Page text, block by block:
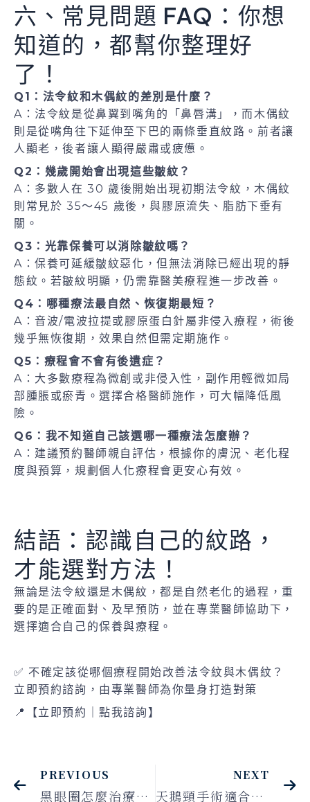
六、常見問題 FAQ：你想
知道的，都幫你整理好
了！
Q1：法令紋和木偶紋的差別是什麼？
A：法令紋是從鼻翼到嘴角的「鼻唇溝」，而木偶紋
則是從嘴角往下延伸至下巴的兩條垂直紋路。前者讓
人顯老，後者讓人顯得嚴肅或疲憊。
Q2：幾歲開始會出現這些皺紋？
A：多數人在 30 歲後開始出現初期法令紋，木偶紋
則常見於 35～45 歲後，與膠原流失、脂肪下垂有
關。
Q3：光靠保養可以消除皺紋嗎？
A：保養可延緩皺紋惡化，但無法消除已經出現的靜
態紋。若皺紋明顯，仍需靠醫美療程進一步改善。
Q4：哪種療法最自然、恢復期最短？
A：音波/電波拉提或膠原蛋白針屬非侵入療程，術後
幾乎無恢復期，效果自然但需定期施作。
Q5：療程會不會有後遺症？
A：大多數療程為微創或非侵入性，副作用輕微如局
部腫脹或瘀青。選擇合格醫師施作，可大幅降低風
險。
Q6：我不知道自己該選哪一種療法怎麼辦？
A：建議預約醫師親自評估，根據你的膚況、老化程
度與預算，規劃個人化療程會更安心有效。
結語：認識自己的紋路，
才能選對方法！
無論是法令紋還是木偶紋，都是自然老化的過程，重
要的是正確面對、及早預防，並在專業醫師協助下，
選擇適合自己的保養與療程。
✅ 不確定該從哪個療程開始改善法令紋與木偶紋？
立即預約諮詢，由專業醫師為你量身打造對策
📍【立即預約｜點我諮詢】
PREVIOUS
黑眼圈怎麼治療最有效？4種黑眼圈類型，對症下藥才有感！
NEXT
天鵝頸手術適合誰？專業醫師解答5大常見問題，帶你找回緊緻頸線美學